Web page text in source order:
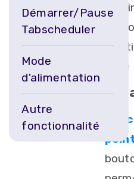
Démarrer/Pause
Tabscheduler
Mode
d'alimentation
Autre
fonctionnalité
une
un